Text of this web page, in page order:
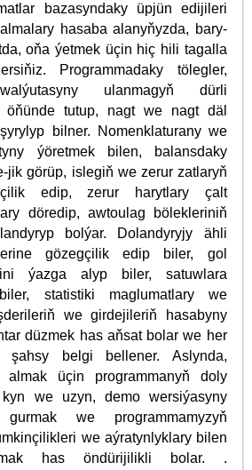
bazasyndaky üpjün edijileri
hasaba alanyňyzda, bary-
oňa ýetmek üçin hiç hili tagalla
Programmadaky tölegler,
ulanmagyň dürli
öňünde tutup, nagt we nagt däl
bilner. Nomenklaturany we
ýöretmek bilen, balansdaky
jik görüp, islegiň we zerur zatlaryň
edip, zerur harytlary çalt
döredip, awtoulag bölekleriniň
bolýar. Dolandyryjy ähli
gözegçilik edip biler, gol
ýazga alyp biler, satuwlara
statistiki maglumatlary we
we girdejileriň hasabyny
düzmek has aňsat bolar we her
belgi bellener. Aslynda,
almak üçin programmanyň doly
we uzyn, demo wersiýasyny
we programmamyzyň
we aýratynlyklary bilen
has öndürijilikli bolar. .